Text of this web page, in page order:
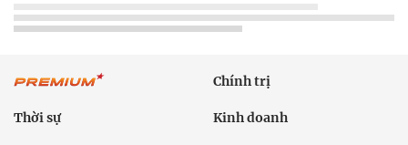
Chính trị
Thời sự Kinh doanh